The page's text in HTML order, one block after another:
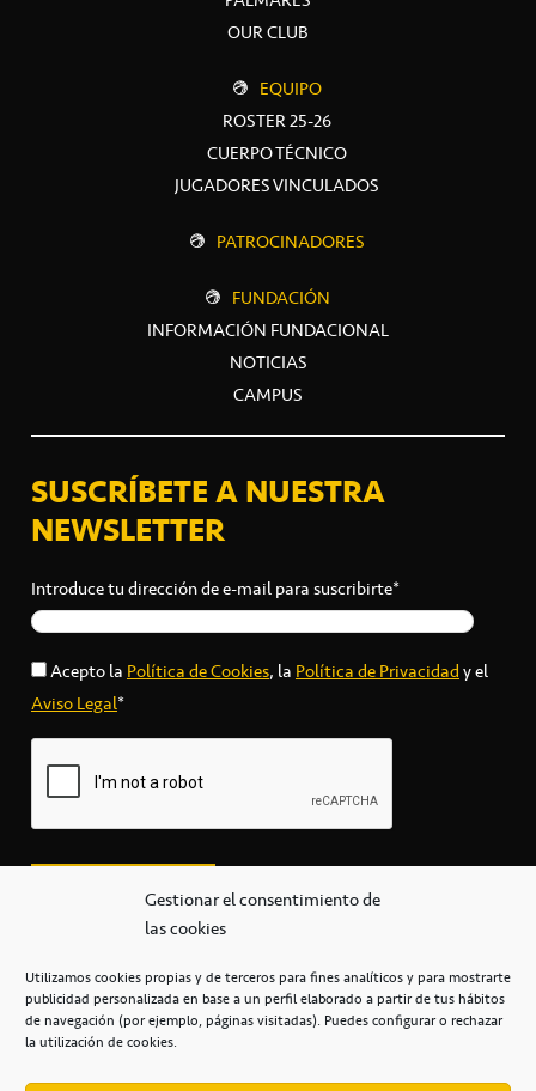
Gestionar el consentimiento de
las cookies
Utilizamos cookies propias y de terceros para fines analíticos y para mostrarte
publicidad personalizada en base a un perfil elaborado a partir de tus hábitos
de navegación (por ejemplo, páginas visitadas). Puedes configurar o rechazar
la utilización de cookies.
OUR CLUB
EQUIPO
ROSTER 25-26
CUERPO TÉCNICO
JUGADORES VINCULADOS
PATROCINADORES
FUNDACIÓN
INFORMACIÓN FUNDACIONAL
NOTICIAS
CAMPUS
SUSCRÍBETE A NUESTRA
NEWSLETTER
Introduce tu dirección de e-mail para suscribirte*
Acepto laPolítica de Cookies, laPolítica de Privacidady el
Aviso Legal*
secretaria@cbcanarias.es
+34 922 253 684